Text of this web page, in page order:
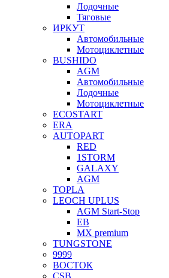
Лодочные
Тяговые
ИРКУТ
Автомобильные
Мотоциклетные
BUSHIDO
AGM
Автомобильные
Лодочные
Мотоциклетные
ECOSTART
ERA
AUTOPART
RED
1STORM
GALAXY
AGM
TOPLA
LEOCH UPLUS
AGM Start-Stop
EB
MX premium
TUNGSTONE
9999
ВОСТОК
CSB